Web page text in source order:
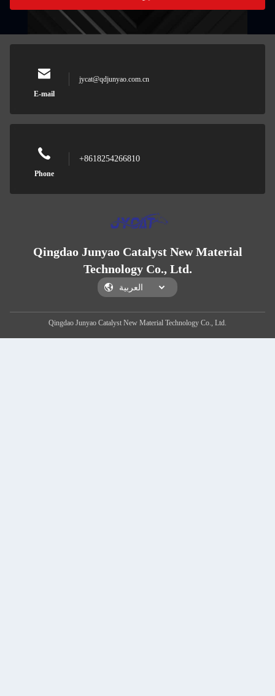
E-mail
jycat@qdjunyao.com.cn
Phone
+8618254266810
Qingdao Junyao Catalyst New Material
Technology Co., Ltd.
Qingdao Junyao Catalyst New Material Technology Co., Ltd.